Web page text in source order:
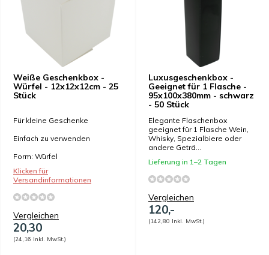
Weiße Geschenkbox -
Würfel - 12x12x12cm - 25
Stück
Für kleine Geschenke
Einfach zu verwenden
Form: Würfel
Klicken für
Versandinformationen
Vergleichen
20,30
(24,16 Inkl. MwSt.)
Luxusgeschenkbox -
Geeignet für 1 Flasche -
95x100x380mm - schwarz
- 50 Stück
Elegante Flaschenbox
geeignet für 1 Flasche Wein,
Whisky, Spezialbiere oder
andere Geträ...
Lieferung in 1–2 Tagen
Vergleichen
120,-
(142,80 Inkl. MwSt.)